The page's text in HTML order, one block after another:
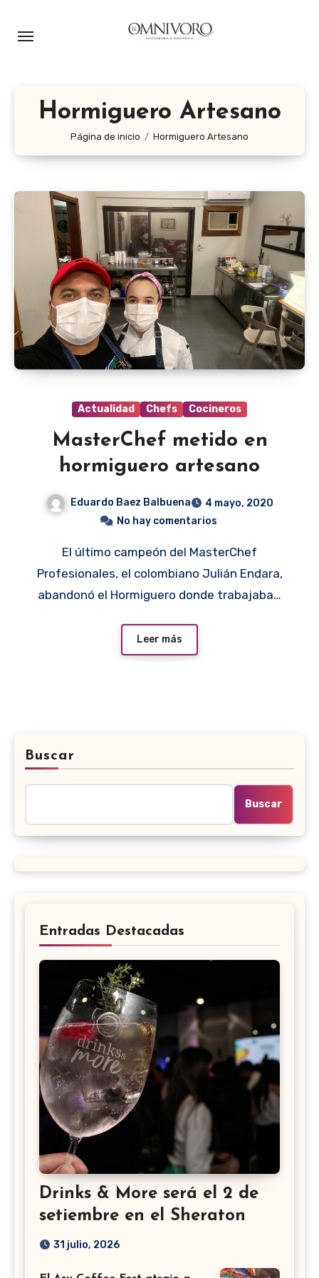
Hormiguero Artesano
Página de inicio Hormiguero Artesano
Actualidad Chefs Cocineros
MasterChef metido en
hormiguero artesano
Eduardo Baez Balbuena
4 mayo, 2020
No hay comentarios
El último campeón del MasterChef
Profesionales, el colombiano Julián Endara,
abandonó el Hormiguero donde trabajaba…
Leer más
Buscar
Buscar
Entradas Destacadas
Drinks & More será el 2 de
setiembre en el Sheraton
31 julio, 2026